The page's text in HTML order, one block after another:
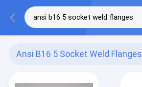
Ansi B16 5 Socket Weld Flanges